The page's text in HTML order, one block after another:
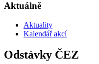
Aktuálně
Aktuality
Kalendář akcí
Odstávky ČEZ